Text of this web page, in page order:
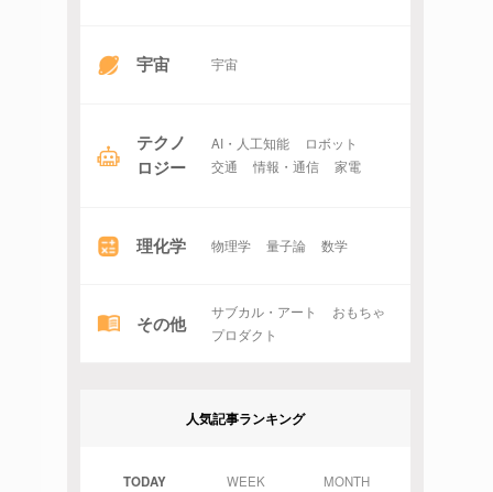
宇宙 宇宙
テクノ
ロジー
AI・人工知能
ロボット
交通
情報・通信 家電
理化学 物理学 量子論 数学
その他 サブカル・アート
おもちゃ
プロダクト
人気記事ランキング
TODAY WEEK MONTH